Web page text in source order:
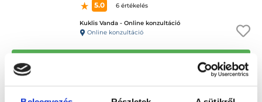
5.0
6 értékelés
Kuklis Vanda - Online konzultáció
Online konzultáció
augusztus 13.